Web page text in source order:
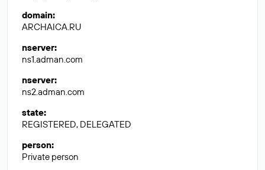
domain:
ARCHAICA.RU
nserver:
ns1.adman.com
nserver:
ns2.adman.com
state:
REGISTERED, DELEGATED
person:
Private person